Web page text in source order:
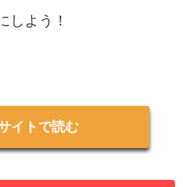
しよう！
イトで読む